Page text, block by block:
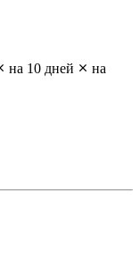
на 10 дней
на